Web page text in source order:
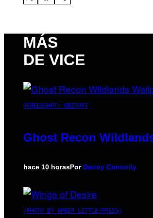
MÁS
DE VICE
SCREENSHOT: UBISOFT
Ghost Recon
hace 10 horasPor Denny Connolly
(PHOTO BY AMBER LITTLE/PRESS)